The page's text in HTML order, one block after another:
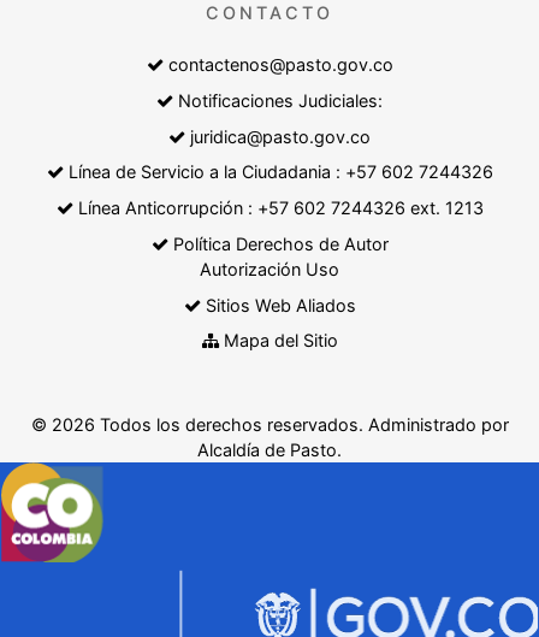
CONTACTO
contactenos@pasto.gov.co
Notificaciones Judiciales:
juridica@pasto.gov.co
Línea de Servicio a la Ciudadania : +57 602 7244326
Línea Anticorrupción : +57 602 7244326 ext. 1213
Política Derechos de Autor
Autorización Uso
Sitios Web Aliados
Mapa del Sitio
© 2026 Todos los derechos reservados. Administrado por
Alcaldía de Pasto.